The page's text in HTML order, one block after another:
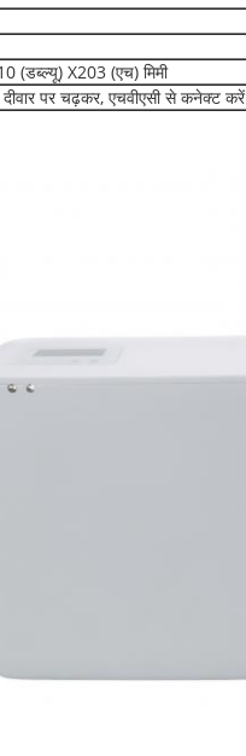
(डब्ल्यू) X203 (एच) मिमी
पर चढ़कर, एचवीएसी से कनेक्ट करें